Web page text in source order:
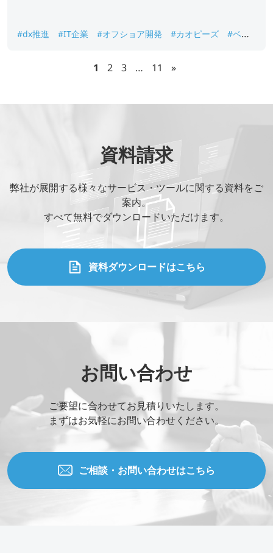
#dx推進 #IT企業 #オフショア開発 #カオピーズ
#ベト
1 2 3 … 11 »
資料請求
弊社が展開する様々なサービス・ツールに関する資料をご
案内。
すべて無料でダウンロードいただけます。
資料ダウンロードはこちら
お問い合わせ
ご要望に合わせてお見積りいたします。
まずはお気軽にお問い合わせください。
ご相談・お問い合わせはこちら